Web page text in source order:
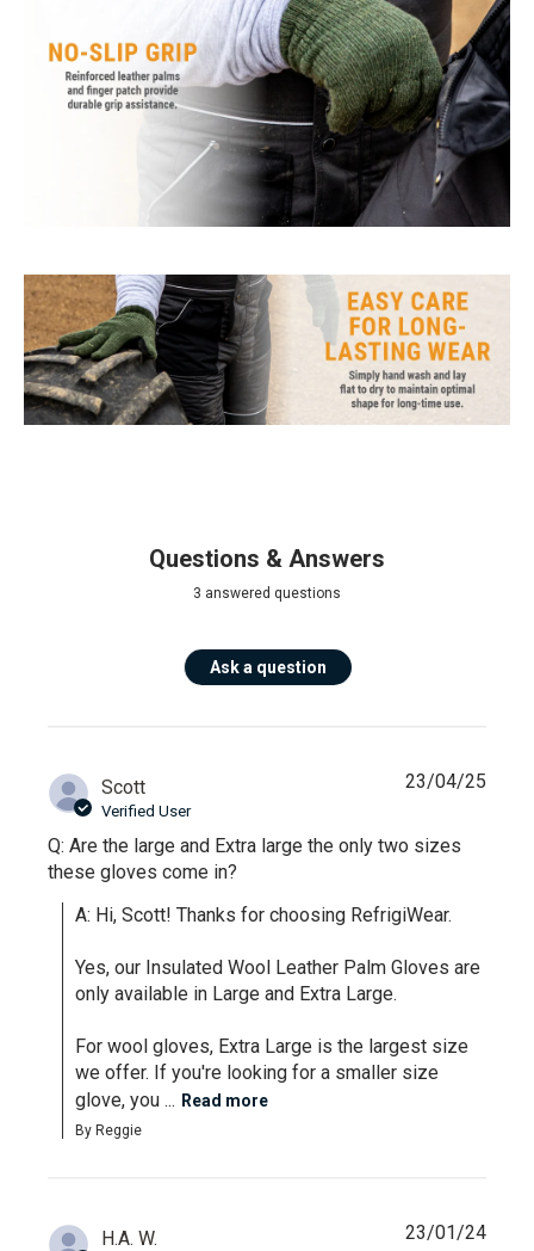
Questions & Answers
3 answered questions
Ask a question
Scott
Verified User
Q: Are the large and Extra large the only two sizes
these gloves come in?
A: Hi, Scott! Thanks for choosing RefrigiWear.
Yes, our Insulated Wool Leather Palm Gloves are
only available in Large and Extra Large.
For wool gloves, Extra Large is the largest size
we offer. If you're looking for a smaller size
glove, you ... Read more
By Reggie
23/04/25
H.A. W. 23/01/24